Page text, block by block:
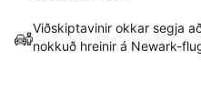
Viðskiptavinir okkar segja
nokkuð hreinir á Newark-